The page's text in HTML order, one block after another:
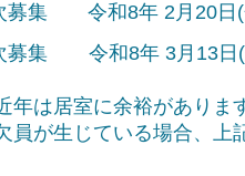
募集
募集
令和8年 2月20日(
令和8年 3月13日
年は居室に余裕がありま
員が生じている場合、上